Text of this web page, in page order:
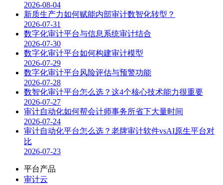
2026-08-04
新质生产力如何赋能内部审计数智化转型？
2026-07-31
数字化审计平台与信息系统审计结合
2026-07-30
数字化审计平台如何构建审计模型
2026-07-29
数字化审计平台风险评估与预警功能
2026-07-28
数智化审计平台怎么选？这4个核心技术能力很重要
2026-07-27
审计自动化如何帮会计师事务所省下大量时间
2026-07-24
审计自动化平台怎么选？老牌审计软件vsAI原生平台对
比
2026-07-23
平台产品
审计云